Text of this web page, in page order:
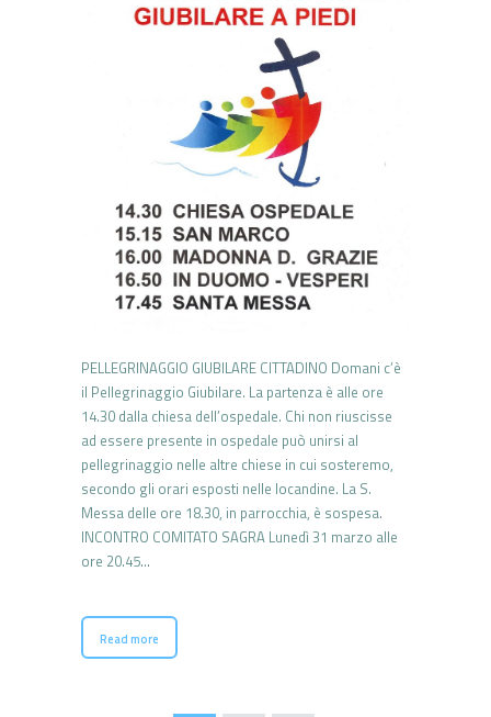
PELLEGRINAGGIO GIUBILARE CITTADINO Domani c’è
il Pellegrinaggio Giubilare. La partenza è alle ore
14.30 dalla chiesa dell’ospedale. Chi non riuscisse
ad essere presente in ospedale può unirsi al
pellegrinaggio nelle altre chiese in cui sosteremo,
secondo gli orari esposti nelle locandine. La S.
Messa delle ore 18.30, in parrocchia, è sospesa.
INCONTRO COMITATO SAGRA Lunedì 31 marzo alle
ore 20.45…
Read more